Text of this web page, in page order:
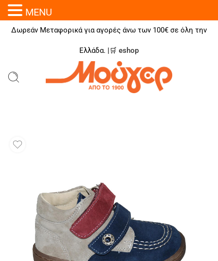
Δωρεάν Μεταφορικά για αγορές άνω των 100€ σε όλη την
Ελλάδα. |🛒 eshop
MENU